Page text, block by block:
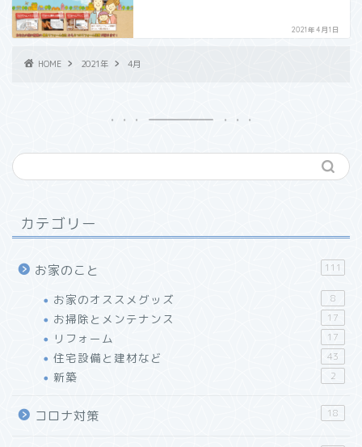
2021年4月1日
HOME 2021年 4月
カテゴリー
お家のこと 111
お家のオススメグッズ 8
お掃除とメンテナンス 17
リフォーム 17
住宅設備と建材など 43
新築 2
コロナ対策 18
【レビュー】万年筆インク